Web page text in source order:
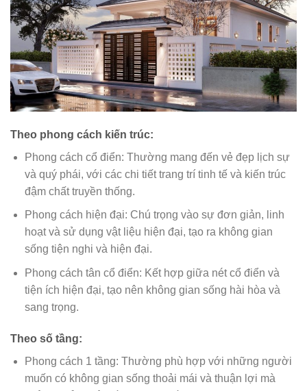
Theo phong cách kiến trúc:
Phong cách cổ điển: Thường mang đến vẻ đẹp lịch sự
và quý phái, với các chi tiết trang trí tinh tế và kiến trúc
đậm chất truyền thống.
Phong cách hiện đại: Chú trọng vào sự đơn giản, linh
hoạt và sử dụng vật liệu hiện đại, tạo ra không gian
sống tiện nghi và hiện đại.
Phong cách tân cổ điển: Kết hợp giữa nét cổ điển và
tiện ích hiện đại, tạo nên không gian sống hài hòa và
sang trọng.
Theo số tầng:
Phong cách 1 tầng: Thường phù hợp với những người
muốn có không gian sống thoải mái và thuận lợi mà